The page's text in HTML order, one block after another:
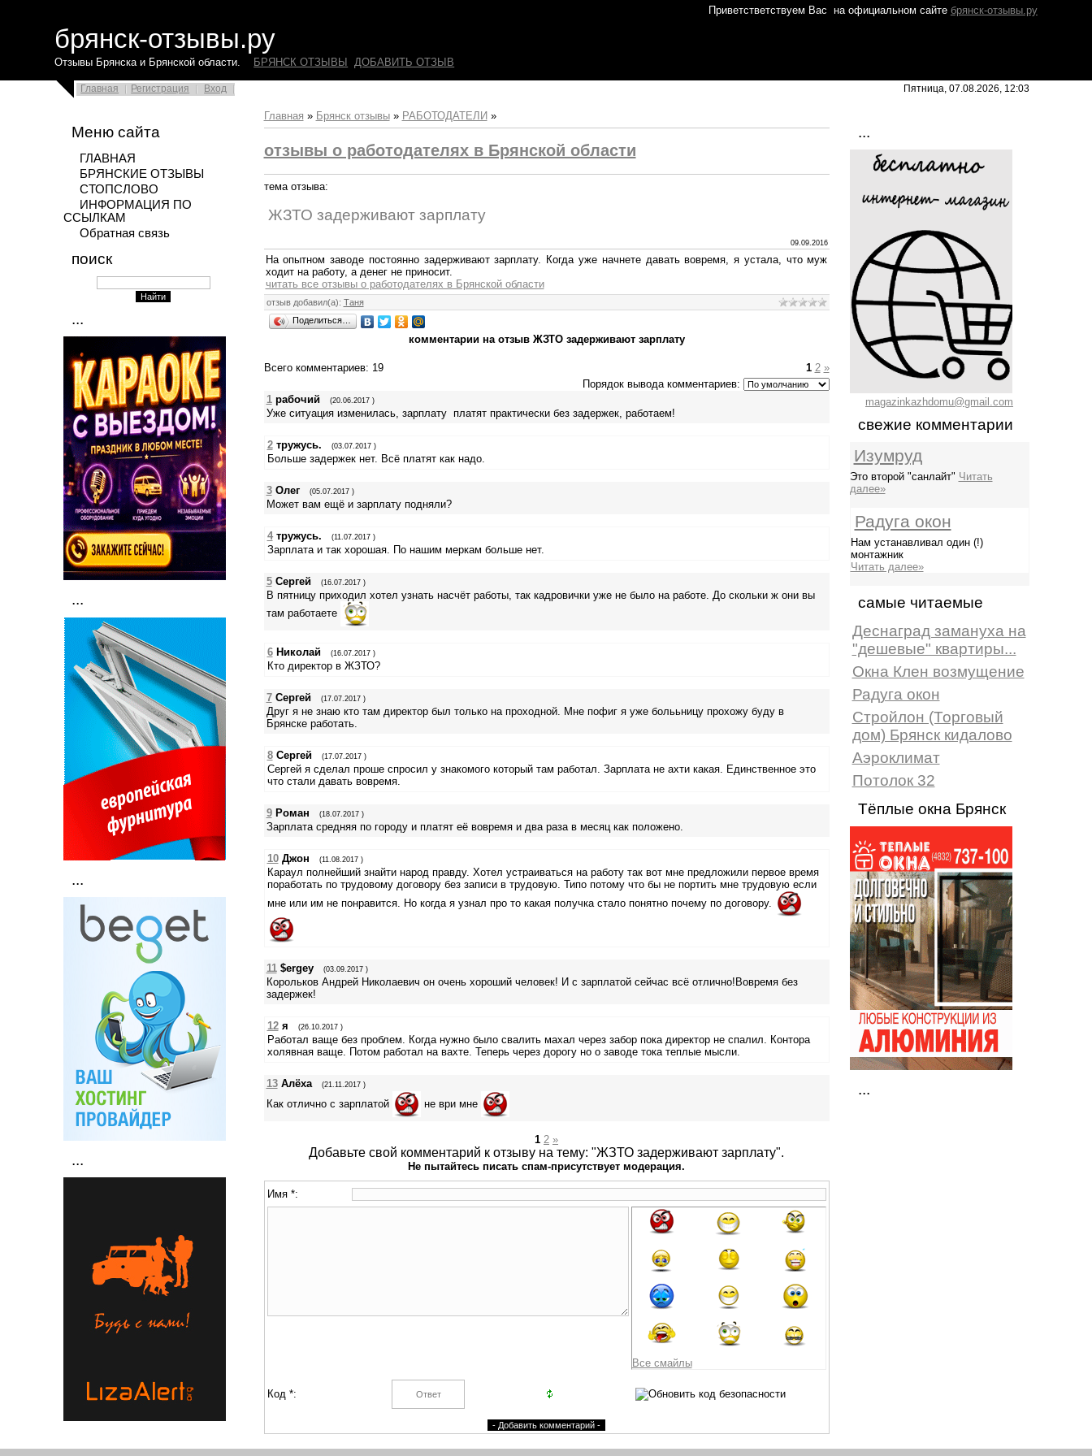
Приветстветствуем Вас на официальном сайте брянск-отзывы.ру
брянск-отзывы.ру
Отзывы Брянска и Брянской области. БРЯНСК ОТЗЫВЫ ДОБАВИТЬ ОТЗЫВ
Главная Регистрация Вход Пятница, 07.08.2026, 12:03
Меню сайта
ГЛАВНАЯ
БРЯНСКИЕ ОТЗЫВЫ
СТОПСЛОВО
ИНФОРМАЦИЯ ПО
ССЫЛКАМ
Обратная связь
поиск
...
...
...
...
Главная » Брянск отзывы» РАБОТОДАТЕЛИ »
отзывы о работодателях в Брянской области
тема отзыва:
ЖЗТО задерживают зарплату
09.09.2016
На опытном заводе постоянно задерживают зарплату. Когда уже начнете давать вовремя, я устала, что муж
ходит на работу, а денег не приносит.
читать все отзывы о работодателях в Брянской области
отзыв добавил(а): Таня
Поделиться…
комментарии на отзыв ЖЗТО задерживают зарплату
Всего комментариев: 19 1 2 »
Порядок вывода комментариев:
1 рабочий (20.06.2017 )
Уже ситуация изменилась, зарплату платят практически без задержек, работаем!
2 тружусь. (03.07.2017 )
Больше задержек нет. Всё платят как надо.
3 Олег (05.07.2017 )
Может вам ещё и зарплату подняли?
4 тружусь. (11.07.2017 )
Зарплата и так хорошая. По нашим меркам больше нет.
5 Сергей (16.07.2017 )
В пятницу приходил хотел узнать насчёт работы, так кадровички уже не было на работе. До скольки ж они вы
там работаете
6 Николай (16.07.2017 )
Кто директор в ЖЗТО?
7 Сергей (17.07.2017 )
Друг я не знаю кто там директор был только на проходной. Мне пофиг я уже болььницу прохожу буду в
Брянске работать.
8 Сергей (17.07.2017 )
Сергей я сделал проше спросил у знакомого который там работал. Зарплата не ахти какая. Единственное это
что стали давать вовремя.
9 Роман (18.07.2017 )
Зарплата средняя по городу и платят её вовремя и два раза в месяц как положено.
10 Джон (11.08.2017 )
Караул полнейший знайти народ правду. Хотел устраиваться на работу так вот мне предложили первое время
поработать по трудовому договору без записи в трудовую. Типо потому что бы не портить мне трудовую если
мне или им не понравится. Но когда я узнал про то какая получка стало понятно почему по договору.
11 $ergey (03.09.2017 )
Корольков Андрей Николаевич он очень хороший человек! И с зарплатой сейчас всё отлично!Вовремя без
задержек!
12 я (26.10.2017 )
Работал ваще без проблем. Когда нужно было свалить махал через забор пока директор не спалил. Контора
холявная ваще. Потом работал на вахте. Теперь через дорогу но о заводе тока теплые мысли.
13 Алёха (21.11.2017 )
Как отлично с зарплатой не ври мне
1 2 »
Добавьте свой комментарий к отзыву на тему: "ЖЗТО задерживают зарплату".
Не пытайтесь писать спам-присутствует модерация.
Имя *:
Все смайлы
Код *:
...
magazinkazhdomu@gmail.com
свежие комментарии
Изумруд
Это второй "санлайт" Читать
далее»
Радуга окон
Нам устанавливал один (!)
монтажник
Читать далее»
самые читаемые
Деснаград замануха на
"дешевые" квартиры...
Окна Клен возмущение
Радуга окон
Стройлон (Торговый
дом) Брянск кидалово
Аэроклимат
Потолок 32
Тёплые окна Брянск
...